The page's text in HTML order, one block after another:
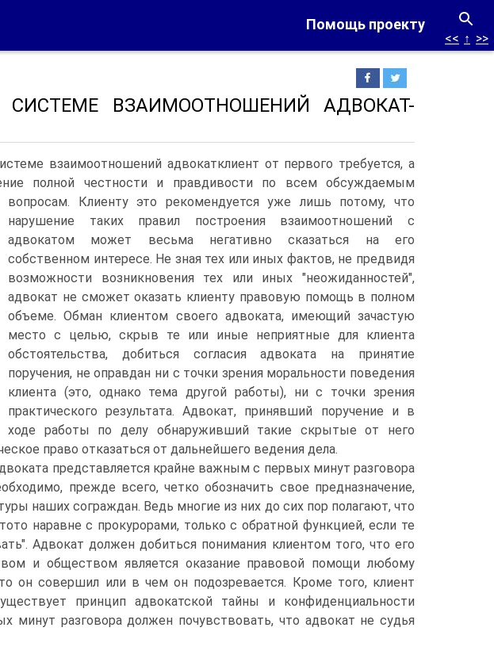
Помощь проекту
<< ↑ >>
ВЗАИМООТНОШЕНИЙ АДВОКАТ-
взаимоотношений адвокатклиент от первого требуется, а
полной честности и правдивости по всем обсуждаемым
вопросам. Клиенту это рекомендуется уже лишь потому, что
нарушение таких правил построения взаимоотношений с
адвокатом может весьма негативно сказаться на его
собственном интересе. Не зная тех или иных фактов, не предвидя
возможности возникновения тех или иных "неожиданностей",
адвокат не сможет оказать клиенту правовую помощь в полном
объеме. Обман клиентом своего адвоката, имеющий зачастую
место с целью, скрыв те или иные неприятные для клиента
обстоятельства, добиться согласия адвоката на принятие
поручения, не оправдан ни с точки зрения моральности поведения
клиента (это, однако тема другой работы), ни с точки зрения
практического результата. Адвокат, принявший поручение и в
ходе работы по делу обнаруживший такие скрытые от него
право отказаться от дальнейшего ведения дела.
представляется крайне важным с первых минут разговора
прежде всего, четко обозначить свое предназначение,
наших сограждан. Ведь многие из них до сих пор полагают, что
наравне с прокурорами, только с обратной функцией, если те
Адвокат должен добиться понимания клиентом того, что его
и обществом является оказание правовой помощи любому
он совершил или в чем он подозревается. Кроме того, клиент
принцип адвокатской тайны и конфиденциальности
минут разговора должен почувствовать, что адвокат не судья